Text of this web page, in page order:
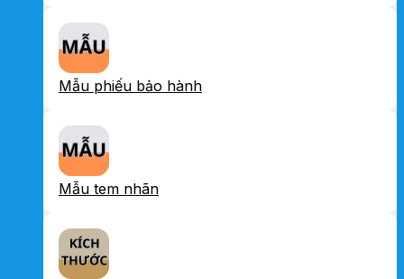
Mẫu phiếu bảo hành
Mẫu tem nhãn